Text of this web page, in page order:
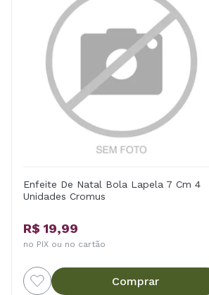
Enfeite De Natal Bola Lapela 7 Cm 4
Unidades Cromus
R$ 19,99
no PIX ou no cartão
Comprar